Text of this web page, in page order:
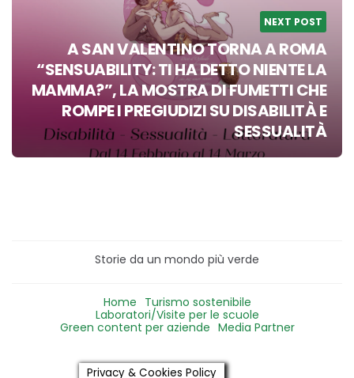
NEXT POST
A SAN VALENTINO TORNA A ROMA
“SENSUABILITY: TI HA DETTO NIENTE LA
MAMMA?”, LA MOSTRA DI FUMETTI CHE
ROMPE I PREGIUDIZI SU DISABILITÀ E
SESSUALITÀ
Storie da un mondo più verde
Home Turismo sostenibile
Laboratori/Visite per le scuole
Green content per aziende Media Partner
Privacy & Cookies Policy